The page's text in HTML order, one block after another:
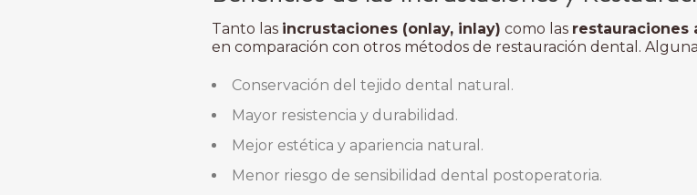
Tanto las incrustaciones (onlay, inlay) como las restauraciones
en comparación con otros métodos de restauración dental.
Conservación del tejido dental natural.
Mayor resistencia y durabilidad.
Mejor estética y apariencia natural.
Menor riesgo de sensibilidad dental postoperatoria.